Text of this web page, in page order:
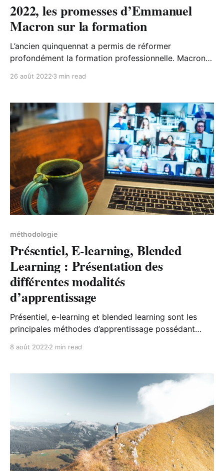
2022, les promesses d’Emmanuel
Macron sur la formation
L’ancien quinquennat a permis de réformer
profondément la formation professionnelle. Macron
le CPF.
26 août 2022 3 min read
méthodologie
Présentiel, E-learning, Blended
Learning : Présentation des
différentes modalités
d’apprentissage
Présentiel, e-learning et blended learning sont les
principales méthodes d’apprentissage possédant
8 août 2022 2 min read